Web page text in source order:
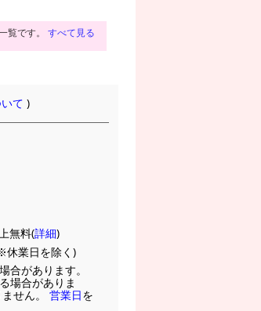
覧です。 すべて見る
て )
無料(詳細)
休業日を除く)
合があります。
場合がありま
せん。 営業日を